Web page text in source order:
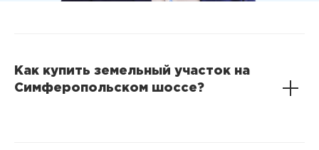
Как купить земельный участок на
Симферопольском шоссе?